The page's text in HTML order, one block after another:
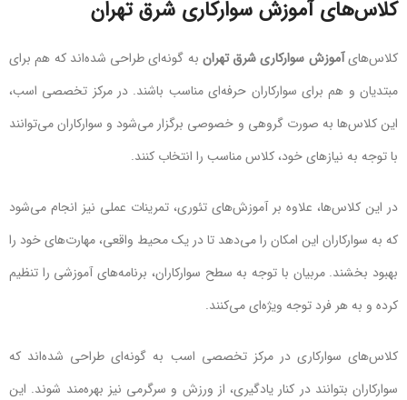
کلاس‌های آموزش سوارکاری شرق تهران
کلاس‌هایآموزش سوارکاری شرق تهران به گونه‌ای طراحی شده‌اند که هم برای
مبتدیان و هم برای سوارکاران حرفه‌ای مناسب باشند. در مرکز تخصصی اسب،
این کلاس‌ها به صورت گروهی و خصوصی برگزار می‌شود و سوارکاران می‌توانند
با توجه به نیازهای خود، کلاس مناسب را انتخاب کنند.
در این کلاس‌ها، علاوه بر آموزش‌های تئوری، تمرینات عملی نیز انجام می‌شود
که به سوارکاران این امکان را می‌دهد تا در یک محیط واقعی، مهارت‌های خود را
بهبود بخشند. مربیان با توجه به سطح سوارکاران، برنامه‌های آموزشی را تنظیم
کرده و به هر فرد توجه ویژه‌ای می‌کنند.
کلاس‌های سوارکاری در مرکز تخصصی اسب به گونه‌ای طراحی شده‌اند که
سوارکاران بتوانند در کنار یادگیری، از ورزش و سرگرمی نیز بهره‌مند شوند. این